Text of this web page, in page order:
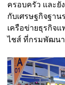
ครอบครัว และยั
กับเศรษฐกิจฐาน
เครือข่ายธุรกิจแ
ไชส์ ที่กรมพัฒนา